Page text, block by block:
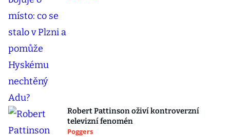
Robert Pattinson oživí kontroverzní
televizní fenomén
Poggers